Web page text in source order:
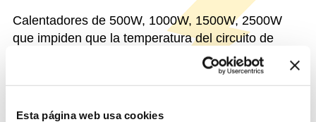
Esta página web usa cookies
Calentadores de 500W, 1000W, 1500W, 2500W
que impiden que la temperatura del circuito de
enfriamiento descienda por debajo de un valor
determinado. Dicho valor se regula mediante un
aluminio resistente, cataforesis pintado, por lo que